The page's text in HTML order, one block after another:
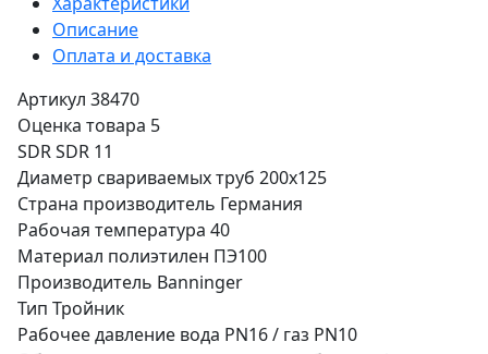
Описание
Оплата и доставка
Артикул 38470
Оценка товара 5
SDRSDR 11
Диаметр свариваемых труб 200х125
Страна производитель Германия
Рабочая температура 40
Материал полиэтилен ПЭ100
Производитель Banninger
Тип Тройник
Рабочее давление вода PN16 / газ PN10